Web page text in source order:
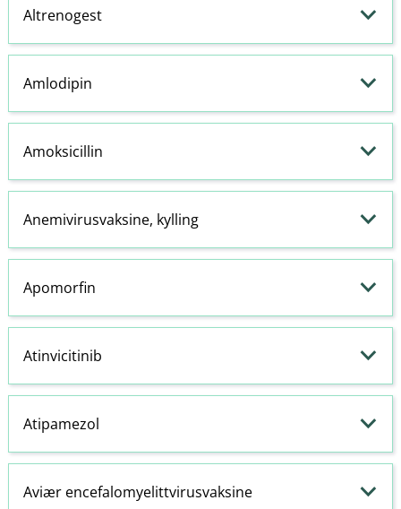
Altrenogest
Amlodipin
Amoksicillin
Anemivirusvaksine, kylling
Apomorfin
Atinvicitinib
Atipamezol
Aviær encefalomyelittvirusvaksine